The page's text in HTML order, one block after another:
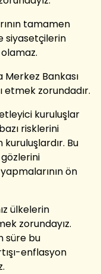
tamamen
siyasetçilerin
Merkez Bankası
etmek zorundadır.
kuruluşlar
risklerini
Bu
ön
ülkelerin
zorundayız.
süre bu
enflasyon